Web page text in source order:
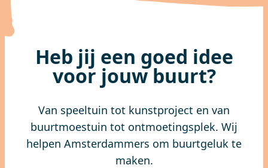
Heb jij een goed idee
voor jouw buurt?
Van speeltuin tot kunstproject en van
buurtmoestuin tot ontmoetingsplek. Wij
helpen Amsterdammers om buurtgeluk te
maken.